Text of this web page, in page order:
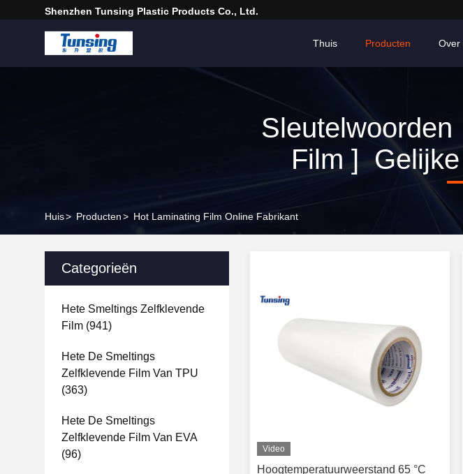
Shenzhen Tunsing Plastic Products Co., Ltd.
Thuis Producten Over
Film ]
Huis> Producten> Hot Laminating Film Online Fabrikant
Categorieën
Hete Smeltings Zelfklevende
Film (941)
Hete De Smeltings
Zelfklevende Film Van TPU
(363)
Hete De Smeltings
Zelfklevende Film Van EVA
(96)
Video
Hoogtemperatuurweerstand 65 °C